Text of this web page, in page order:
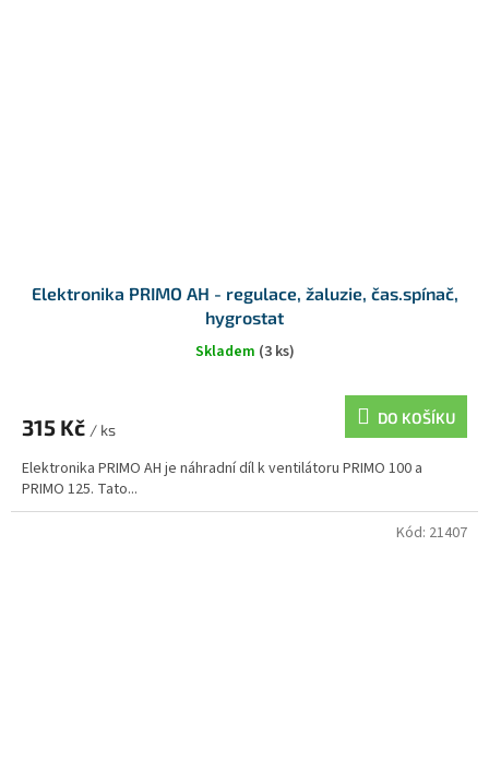
Elektronika PRIMO AH - regulace, žaluzie, čas.spínač,
hygrostat
Skladem (3 ks)
315 Kč / ks
DO KOŠÍKU
Elektronika PRIMO AH je náhradní díl k ventilátoru PRIMO 100 a
PRIMO 125. Tato...
Kód: 21407